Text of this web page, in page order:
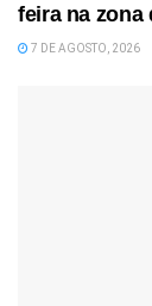
feira na zona
7 DE AGOSTO, 2026